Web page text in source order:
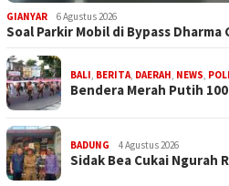
GIANYAR 6 Agustus 2026
Soal Parkir Mobil di Bypass Dharma
BALI, BERITA, DAERAH, NEWS,
Bendera Merah Putih
BADUNG 4 Agustus 2026
Sidak Bea Cukai Ngurah